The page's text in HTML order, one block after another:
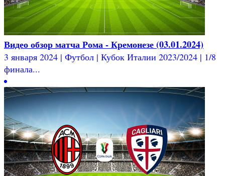
Видео обзор матча Рома - Кремонезе (03.01.2024)
3 января 2024 | Футбол | Кубок Италии 2023/2024 | 1/8
финала...